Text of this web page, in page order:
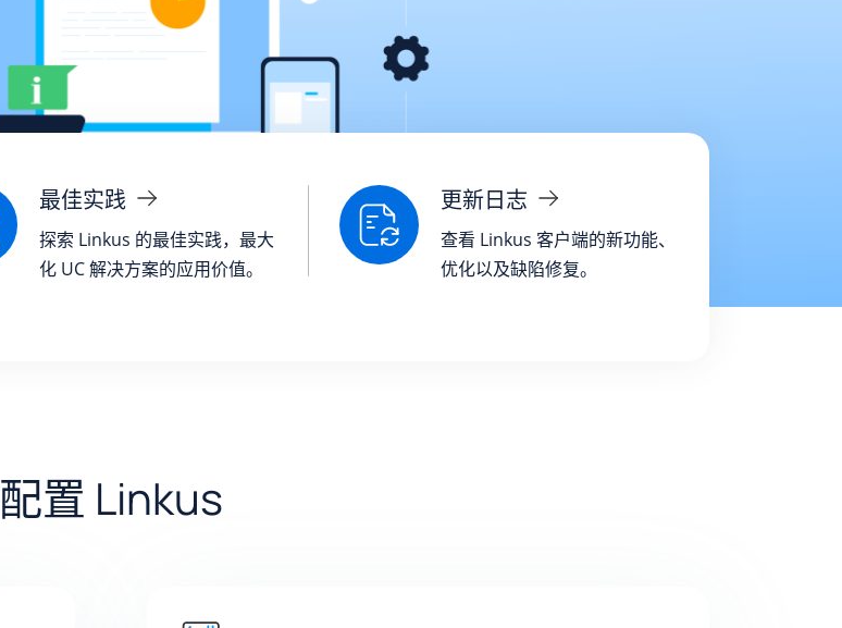
最佳实践
探索 Linkus 的最佳实践，最大
化 UC 解决方案的应用价值。
更新日志
查看 Linkus 客户端的新功能、
优化以及缺陷修复。
配置 Linkus